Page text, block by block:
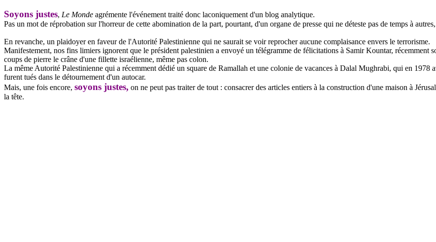
Soyons justes, Le Monde agrémente l'événement traité donc laconiquement d'un blog analytique.
Pas un mot de réprobation sur l'horreur de cette abomination de la part, pourtant, d'un organe de presse qui ne déteste pas de temps à
En revanche, un plaidoyer en faveur de l'Autorité Palestinienne qui ne saurait se voir reprocher aucune complaisance envers le terrorisme.
Manifestement, nos fins limiers ignorent que le président palestinien a envoyé un télégramme de félicitations à SamirKountar, récemment
coups de pierre le crâne d'une fillette israélienne, même pas colon.
La même Autorité Palestinienne qui a récemment dédié un square de Ramallah et une colonie de vacances à Dalal Mughrabi, qui en 1978
furent tués dans le détournement d'un autocar.
Mais, une fois encore, soyons justes, on ne peut pas traiter de tout : consacrer des articles entiers à la construction d'une maison à
la tête.